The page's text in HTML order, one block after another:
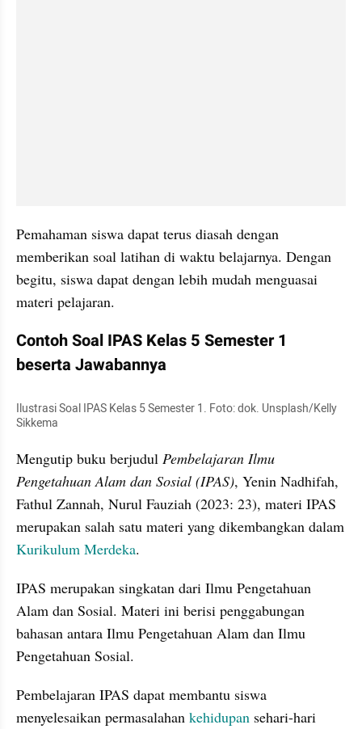
Pemahaman siswa dapat terus diasah dengan
memberikan soal latihan di waktu belajarnya. Dengan
begitu, siswa dapat dengan lebih mudah menguasai
materi pelajaran.
Contoh Soal IPAS Kelas 5 Semester 1
beserta Jawabannya
Ilustrasi Soal IPAS Kelas 5 Semester 1. Foto: dok. Unsplash/Kelly
Sikkema
Mengutip buku berjudul Pembelajaran Ilmu
Pengetahuan Alam dan Sosial (IPAS), Yenin Nadhifah,
‎Fathul Zannah, ‎Nurul Fauziah (2023: 23), materi IPAS
Kurikulum Merdeka.
IPAS merupakan singkatan dari Ilmu Pengetahuan
Alam dan Sosial. Materi ini berisi penggabungan
bahasan antara Ilmu Pengetahuan Alam dan Ilmu
Pengetahuan Sosial.
Pembelajaran IPAS dapat membantu siswa
menyelesaikan permasalahan kehidupan sehari-hari